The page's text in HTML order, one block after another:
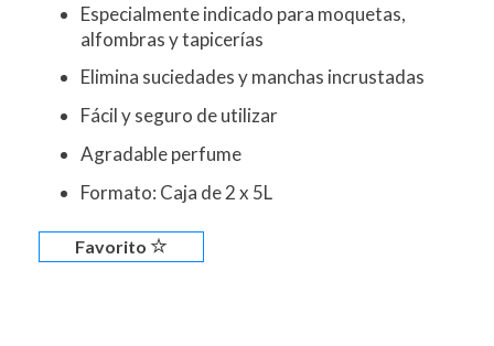
Especialmente indicado para moquetas,
alfombras y tapicerías
Elimina suciedades y manchas incrustadas
Fácil y seguro de utilizar
Agradable perfume
Formato: Caja de 2 x 5L
Favorito